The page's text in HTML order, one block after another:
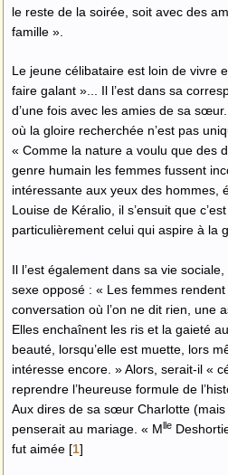
le reste de la soirée, soit avec des
famille ».
Le jeune célibataire est loin de vivre
faire galant »... Il l’est dans sa
d’une fois avec les amies de sa sœur.
où la gloire recherchée n’est pas
« Comme la nature a voulu que des
genre humain les femmes fussent
intéressante aux yeux des hommes,
Louise de Kéralio, il s’ensuit que
particulièrement celui qui aspire à la
Il l’est également dans sa vie
sexe opposé : « Les femmes
conversation où l’on ne dit rien, une
Elles enchaînent les ris et la gaieté
beauté, lorsqu’elle est muette, lors
intéresse encore. » Alors, serait-il «
reprendre l’heureuse formule de
Aux dires de sa sœur Charlotte
penserait au mariage. « Mlle
fut aimée[1]